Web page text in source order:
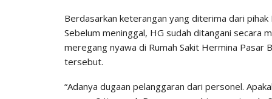
Berdasarkan keterangan yang diterima dari
Sebelum meninggal, HG sudah ditangani secara
meregang nyawa di Rumah Sakit Hermina Pasar
tersebut.
“Adanya dugaan pelanggaran dari personel.